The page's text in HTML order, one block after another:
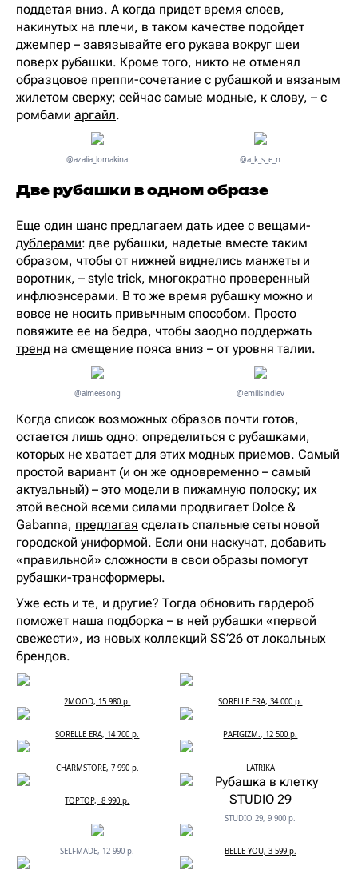
поддетая вниз. А когда придет время слоев,
накинутых на плечи, в таком качестве подойдет
джемпер – завязывайте его рукава вокруг шеи
поверх рубашки. Кроме того, никто не отменял
образцовое преппи-сочетание с рубашкой и вязаным
жилетом сверху; сейчас самые модные, к слову, – с
ромбами аргайл.
@azalia_lomakina @a_k_s_e_n
Две рубашки в одном образе
Еще один шанс предлагаем дать идее с вещами-
дублерами: две рубашки, надетые вместе таким
образом, чтобы от нижней виднелись манжеты и
воротник, – style trick, многократно проверенный
инфлюэнсерами. В то же время рубашку можно и
вовсе не носить привычным способом. Просто
повяжите ее на бедра, чтобы заодно поддержать
тренд на смещение пояса вниз – от уровня талии.
@aimeesong @emilisindlev
Когда список возможных образов почти готов,
остается лишь одно: определиться с рубашками,
которых не хватает для этих модных приемов. Самый
простой вариант (и он же одновременно – самый
актуальный) – это модели в пижамную полоску; их
этой весной всеми силами продвигает Dolce &
Gabanna, предлагая сделать спальные сеты новой
городской униформой. Если они наскучат, добавить
«правильной» сложности в свои образы помогут
рубашки-трансформеры.
Уже есть и те, и другие? Тогда обновить гардероб
поможет наша подборка – в ней рубашки «первой
свежести», из новых коллекций SS’26 от локальных
брендов.
2MOOD, 15 980 р. SORELLE ERA, 34 000 р.
SORELLE ERA, 14 700 р. PAFIGIZM., 12 500 р.
CHARMSTORE, 7 990 р. LATRIKA
TOPTOP, 8 990 р.
STUDIO 29, 9 900 р.
SELFMADE, 12 990 р. BELLE YOU, 3 599 р.